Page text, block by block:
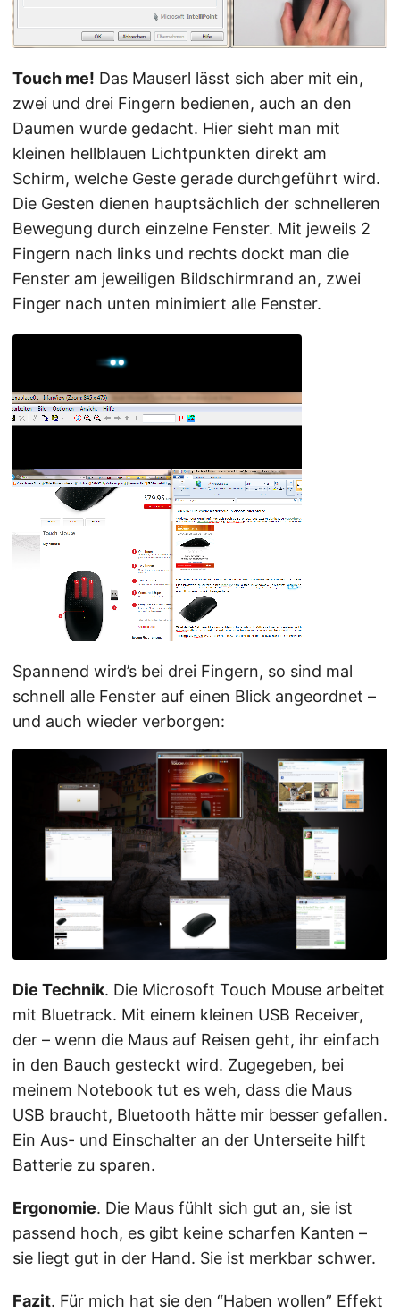
Touch me! Das Mauserl lässt sich aber mit ein,
zwei und drei Fingern bedienen, auch an den
Daumen wurde gedacht. Hier sieht man mit
kleinen hellblauen Lichtpunkten direkt am
Schirm, welche Geste gerade durchgeführt wird.
Die Gesten dienen hauptsächlich der schnelleren
Bewegung durch einzelne Fenster. Mit jeweils 2
Fingern nach links und rechts dockt man die
Fenster am jeweiligen Bildschirmrand an, zwei
Finger nach unten minimiert alle Fenster.
Spannend wird’s bei drei Fingern, so sind mal
schnell alle Fenster auf einen Blick angeordnet –
und auch wieder verborgen:
Die Technik. Die Microsoft Touch Mouse arbeitet
mit Bluetrack. Mit einem kleinen USB Receiver,
der – wenn die Maus auf Reisen geht, ihr einfach
in den Bauch gesteckt wird. Zugegeben, bei
meinem Notebook tut es weh, dass die Maus
USB braucht, Bluetooth hätte mir besser gefallen.
Ein Aus- und Einschalter an der Unterseite hilft
Batterie zu sparen.
Ergonomie. Die Maus fühlt sich gut an, sie ist
passend hoch, es gibt keine scharfen Kanten –
sie liegt gut in der Hand. Sie ist merkbar schwer.
Fazit. Für mich hat sie den “Haben wollen” Effekt